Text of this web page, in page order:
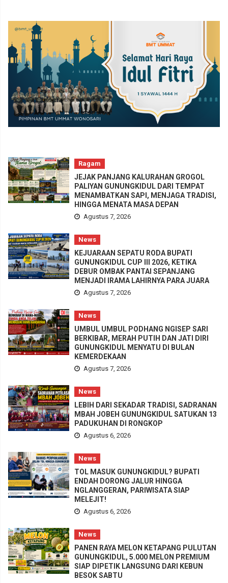
Ragam
JEJAK PANJANG KALURAHAN GROGOL
PALIYAN GUNUNGKIDUL DARI TEMPAT
MENAMBATKAN SAPI, MENJAGA TRADISI,
HINGGA MENATA MASA DEPAN
Agustus 7, 2026
News
KEJUARAAN SEPATU RODA BUPATI
GUNUNGKIDUL CUP III 2026, KETIKA
DEBUR OMBAK PANTAI SEPANJANG
MENJADI IRAMA LAHIRNYA PARA JUARA
Agustus 7, 2026
News
UMBUL UMBUL PODHANG NGISEP SARI
BERKIBAR, MERAH PUTIH DAN JATI DIRI
GUNUNGKIDUL MENYATU DI BULAN
KEMERDEKAAN
Agustus 7, 2026
News
LEBIH DARI SEKADAR TRADISI, SADRANAN
MBAH JOBEH GUNUNGKIDUL SATUKAN 13
PADUKUHAN DI RONGKOP
Agustus 6, 2026
News
TOL MASUK GUNUNGKIDUL? BUPATI
ENDAH DORONG JALUR HINGGA
NGLANGGERAN, PARIWISATA SIAP
MELEJIT!
Agustus 6, 2026
News
PANEN RAYA MELON KETAPANG PULUTAN
GUNUNGKIDUL, 5.000 MELON PREMIUM
SIAP DIPETIK LANGSUNG DARI KEBUN
BESOK SABTU